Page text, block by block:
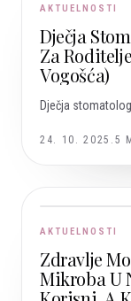
AKTUELNOSTI
Dječja
Za
Vogošća)
Dječja
24. 10. 2025. 5
AKTUELNOSTI
Zdravlje
Mikroba U